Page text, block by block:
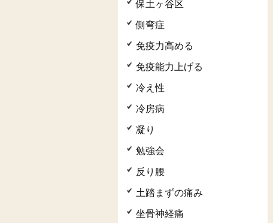
保土ヶ谷区
側弯症
免疫力高める
免疫能力上げる
冷え性
冷房病
凝り
勉強会
反り腰
土踏まずの痛み
坐骨神経痛